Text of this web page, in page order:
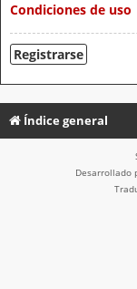
Condiciones de uso
Registrarse
Índice general
Desarrollado